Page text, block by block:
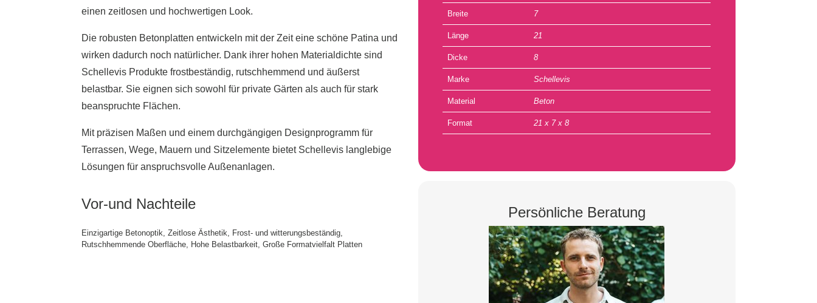
einen zeitlosen und hochwertigen Look.
Die robusten Betonplatten entwickeln mit der Zeit eine schöne Patina und
wirken dadurch noch natürlicher. Dank ihrer hohen Materialdichte sind
Schellevis Produkte frostbeständig, rutschhemmend und äußerst
belastbar. Sie eignen sich sowohl für private Gärten als auch für stark
beanspruchte Flächen.
Mit präzisen Maßen und einem durchgängigen Designprogramm für
Terrassen, Wege, Mauern und Sitzelemente bietet Schellevis langlebige
Lösungen für anspruchsvolle Außenanlagen.
Vor-und Nachteile
Einzigartige Betonoptik, Zeitlose Ästhetik, Frost- und witterungsbeständig,
Rutschhemmende Oberfläche, Hohe Belastbarkeit, Große Formatvielfalt Platten
Breite 7
Länge 21
Dicke 8
Marke Schellevis
Material Beton
Format 21 x 7 x 8
Persönliche Beratung